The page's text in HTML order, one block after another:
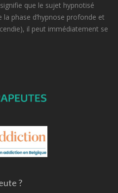
que le sujet hypnotisé
phase d’hypnose profonde et
il peut immédiatement se
?